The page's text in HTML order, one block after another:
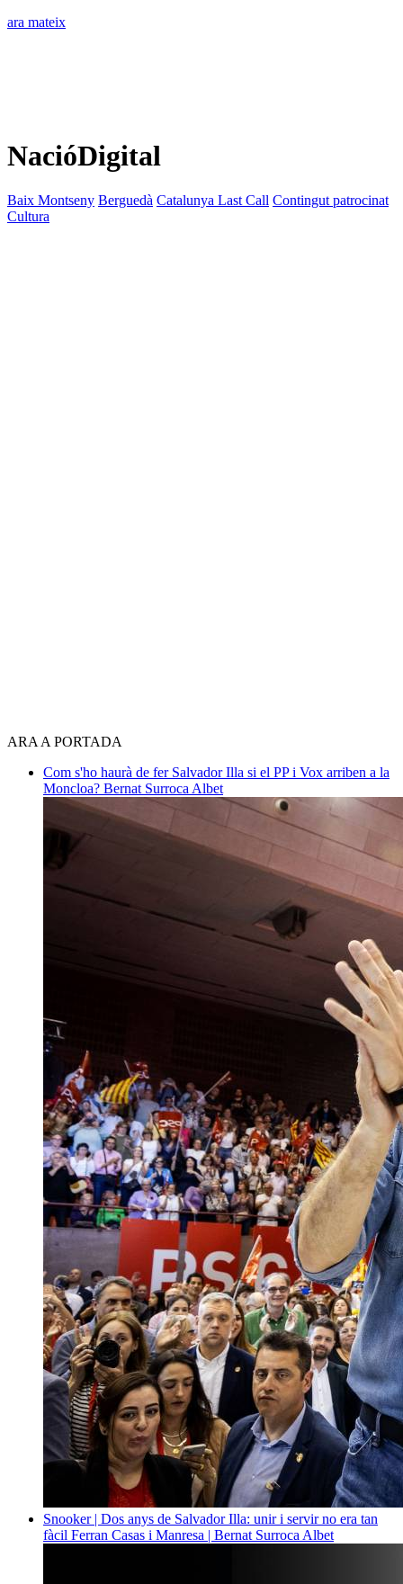
ara mateix
NacióDigital
Baix Montseny Berguedà Catalunya Last Call Contingut patrocinat
Cultura
ARA A PORTADA
Com s'ho haurà de fer Salvador Illa si el PP i Vox arriben a la
Moncloa? Bernat Surroca Albet
Snooker | Dos anys de Salvador Illa: unir i servir no era tan
fàcil Ferran Casas i Manresa | Bernat Surroca Albet